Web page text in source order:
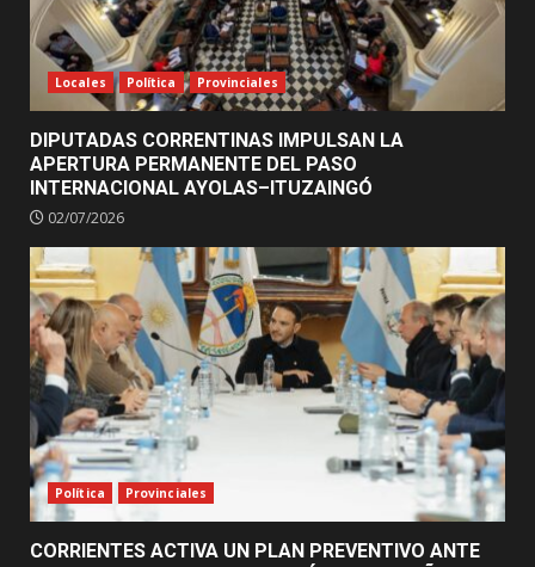
Locales Política Provinciales
DIPUTADAS CORRENTINAS IMPULSAN LA
APERTURA PERMANENTE DEL PASO
INTERNACIONAL AYOLAS–ITUZAINGÓ
02/07/2026
Política Provinciales
CORRIENTES ACTIVA UN PLAN PREVENTIVO ANTE